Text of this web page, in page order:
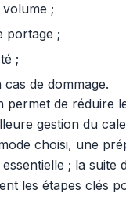
;
portage ;
;
de dommage.
permet de réduire
gestion du
choisi, une
; la suite
les étapes clés